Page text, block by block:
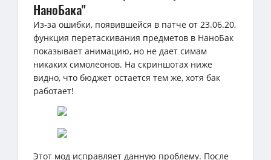
НаноБака"
Из-за ошибки, появившейся в патче от 23.06.20,
функция перетаскивания предметов в НаноБак
показывает анимацию, но не дает симам
никаких симолеонов. На скриншотах ниже
видно, что бюджет остается тем же, хотя бак
работает!
Этот мод исправляет данную проблему. После